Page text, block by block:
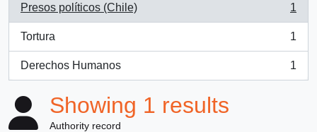
Presos políticos (Chile)
, 1 results
1
Tortura
, 1 results
1
Derechos Humanos
, 1 results
1
Showing 1 results
Authority record